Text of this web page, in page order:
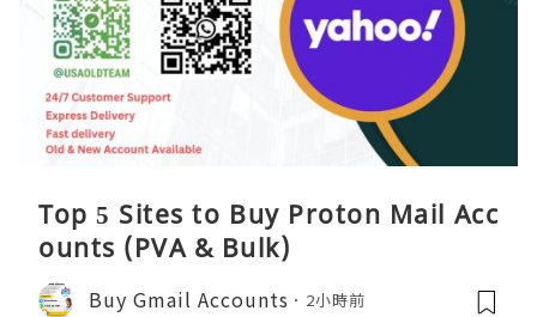
Top 5 Sites to Buy Proton Mail Acc
ounts (PVA & Bulk)
Buy Gmail Accounts 2小時前